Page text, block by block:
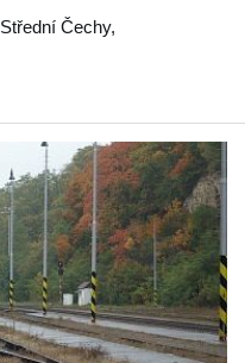
Střední Čechy,